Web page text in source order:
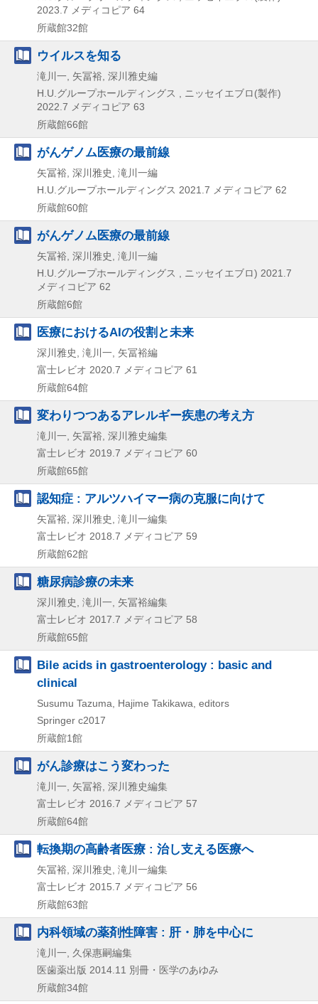
2023.7 メディコピア 64
所蔵館32館
ウイルスを知る
滝川一, 矢冨裕, 深川雅史編
H.U.グループホールディングス , ニッセイエブロ(製作)
2022.7 メディコピア 63
所蔵館66館
がんゲノム医療の最前線
矢冨裕, 深川雅史, 滝川一編
H.U.グループホールディングス 2021.7 メディコピア 62
所蔵館60館
がんゲノム医療の最前線
矢冨裕, 深川雅史, 滝川一編
H.U.グループホールディングス , ニッセイエブロ) 2021.7
メディコピア 62
所蔵館6館
医療におけるAIの役割と未来
深川雅史, 滝川一, 矢冨裕編
富士レビオ 2020.7 メディコピア 61
所蔵館64館
変わりつつあるアレルギー疾患の考え方
滝川一, 矢冨裕, 深川雅史編集
富士レビオ 2019.7 メディコピア 60
所蔵館65館
認知症 : アルツハイマー病の克服に向けて
矢冨裕, 深川雅史, 滝川一編集
富士レビオ 2018.7 メディコピア 59
所蔵館62館
糖尿病診療の未来
深川雅史, 滝川一, 矢冨裕編集
富士レビオ 2017.7 メディコピア 58
所蔵館65館
Bile acids in gastroenterology : basic and
clinical
Susumu Tazuma, Hajime Takikawa, editors
Springer c2017
所蔵館1館
がん診療はこう変わった
滝川一, 矢冨裕, 深川雅史編集
富士レビオ 2016.7 メディコピア 57
所蔵館64館
転換期の高齢者医療 : 治し支える医療へ
矢冨裕, 深川雅史, 滝川一編集
富士レビオ 2015.7 メディコピア 56
所蔵館63館
内科領域の薬剤性障害 : 肝・肺を中心に
滝川一, 久保惠嗣編集
医歯薬出版 2014.11 別冊・医学のあゆみ
所蔵館34館